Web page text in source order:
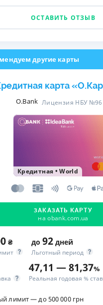
ОСТАВИТЬ ОТЗЫВ
другие карты
карта
O.Bank Лицензия НБУ №96
Кредитная •World
ЗАКАЗАТЬ КАРТУ
на obank.com.ua
₴ до 92 дней
Льготный период
47,11 — 81,37%
Реальная годовая %
лимит — до 500 000 грн